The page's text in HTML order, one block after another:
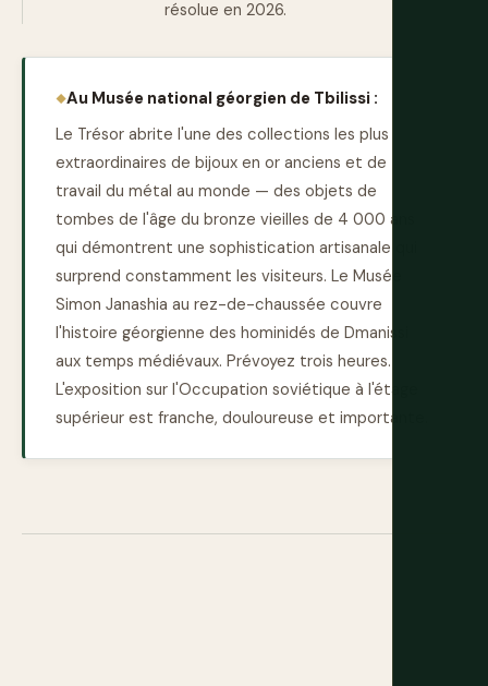
résolue en 2026.
Au Musée national géorgien de Tbilissi :
Le Trésor abrite l'une des collections les plus
extraordinaires de bijoux en or anciens et de
travail du métal au monde — des objets de
tombes de l'âge du bronze vieilles de 4 000 ans
qui démontrent une sophistication artisanale qui
surprend constamment les visiteurs. Le Musée
Simon Janashia au rez-de-chaussée couvre
l'histoire géorgienne des hominidés de Dmanissi
aux temps médiévaux. Prévoyez trois heures.
L'exposition sur l'Occupation soviétique à l'étage
supérieur est franche, douloureuse et importante.